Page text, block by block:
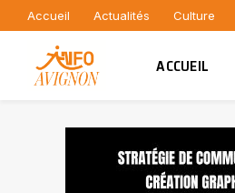
Accueil Actualités Culture
ACCUEIL